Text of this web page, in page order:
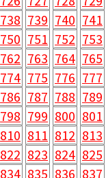
738 739 740 741
750 751 752 753
762 763 764 765
774 775 776 777
786 787 788 789
798 799 800 801
810 811 812 813
822 823 824 825
834 835 836 837